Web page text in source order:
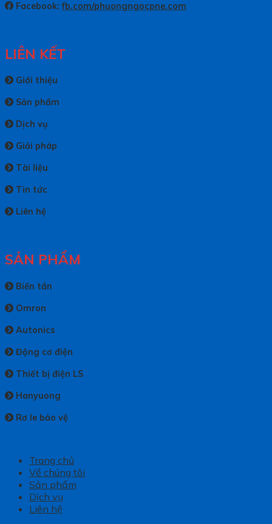
Facebook:fb.com/phuongngocpne.com
LIÊN KẾT
Giới thiệu
Sản phẩm
Dịch vụ
Giải pháp
Tài liệu
Tin tức
Liên hệ
SẢN PHẨM
Biến tần
Omron
Autonics
Động cơ điện
Thiết bị điện LS
Hanyuong
Rơ le bảo vệ
Trang chủ
Về chúng tôi
Sản phẩm
Dịch vụ
Liên hệ